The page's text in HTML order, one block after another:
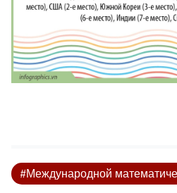
#Международной